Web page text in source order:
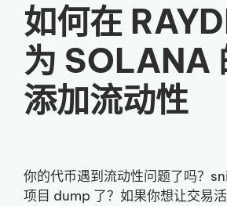
如何在
为 SOLANA
添加流动性
你的代币遇到流动性问题了吗？
项目 dump 了？如果你想让交易